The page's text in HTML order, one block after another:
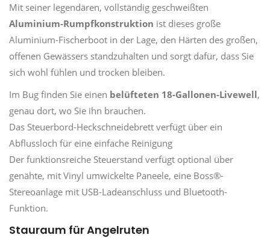
Mit seiner legendären, vollständig geschweißten
Aluminium-Rumpfkonstruktion ist dieses große
Aluminium-Fischerboot in der Lage, den Härten des großen,
offenen Gewässers standzuhalten und sorgt dafür, dass Sie
sich wohl fühlen und trocken bleiben.
Im Bug finden Sie einen belüfteten 18-Gallonen-Livewell,
genau dort, wo Sie ihn brauchen.
Das Steuerbord-Heckschneidebrett verfügt über ein
Abflussloch für eine einfache Reinigung
Der funktionsreiche Steuerstand verfügt optional über
genähte, mit Vinyl umwickelte Paneele, eine Boss®-
Stereoanlage mit USB-Ladeanschluss und Bluetooth-
Funktion.
Stauraum für Angelruten